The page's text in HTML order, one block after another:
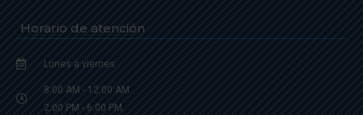
Horario de atención
Lunes a viernes
8:00 AM - 12:00 AM
2:00 PM - 6:00 PM.